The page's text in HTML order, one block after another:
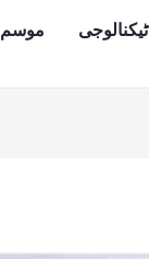
ٹیکنالوجی موسم